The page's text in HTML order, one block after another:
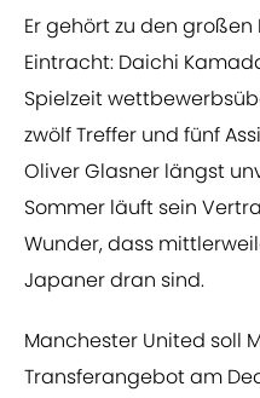
Er gehört zu den
Eintracht: Daichi
Spielzeit
zwölf Treffer und fünf
Oliver Glasner längst
Sommer läuft sein
Wunder, dass
Japaner dran sind.
Manchester United soll
Transferangebot am